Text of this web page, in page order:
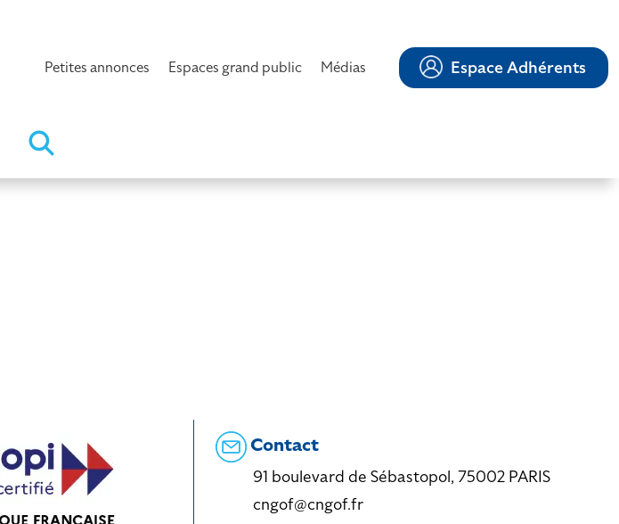
Petites annonces Espaces grand public Médias Espace Adhérents
Contact
91 boulevard de Sébastopol, 75002 PARIS
cngof@cngof.fr